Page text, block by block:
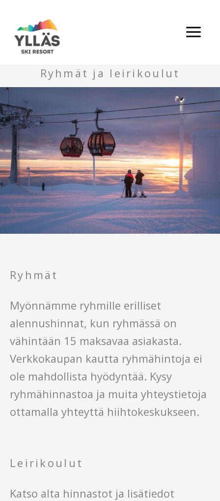
sisältöön
Ryhmät ja leirikoulut
Ryhmät
Myönnämme ryhmille erilliset
alennushinnat, kun ryhmässä on
vähintään 15 maksavaa asiakasta.
Verkkokaupan kautta ryhmähintoja ei
ole mahdollista hyödyntää. Kysy
ryhmähinnastoa ja muita yhteystietoja
ottamalla yhteyttä hiihtokeskukseen.
Leirikoulut
Katso alta hinnastot ja lisätiedot